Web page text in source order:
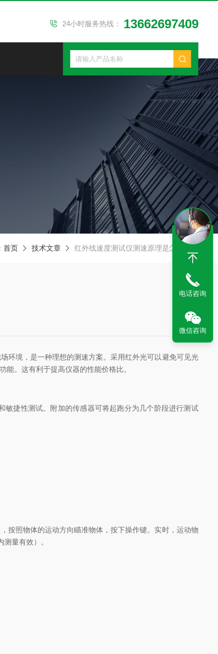
24小时服务热线： 13662697409
首页 技术文章 红外线速度测试仪测速原理是怎样的？
环境，是一种理想的测速方案。采用红外光可以避免可见光
。这有利于提高仪器的性能价格比。
捷性测试。附加的传感器可将起跑分为几个阶段进行测试
照物体的运动方向瞄准物体，按下操作键。实时，运动物
量有效）。
电话咨询
微信咨询